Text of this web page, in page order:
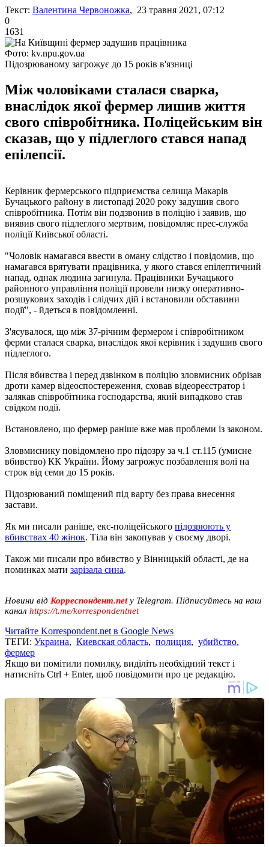
Текст: Валентина Червоножка, 23 травня 2021, 07:12
0
1631
Фото: kv.npu.gov.ua
Підозрюваному загрожує до 15 років в'язниці
Між чоловіками сталася сварка,
внаслідок якої фермер лишив життя
свого співробітника. Поліцейським він
сказав, що у підлеглого стався напад
епілепсії.
Керівник фермерського підприємства селища Макарів
Бучацького району в листопаді 2020 року задушив свого
співробітника. Потім він подзвонив в поліцію і заявив, що
виявив свого підлеглого мертвим, повідомляє прес-служба
поліції Київської області.
"Чоловік намагався ввести в оману слідство і повідомив, що
намагався врятувати працівника, у якого стався епілептичний
напад, однак людина загинула. Працівники Бучацького
районного управління поліції провели низку оперативно-
розшукових заходів і слідчих дій і встановили обставини
події", - йдеться в повідомленні.
З'ясувалося, що між 37-річним фермером і співробітником
ферми сталася сварка, внаслідок якої керівник і задушив свого
підлеглого.
Після вбивства і перед дзвінком в поліцію зловмисник обрізав
дроти камер відеоспостереження, сховав відеореєстратор і
залякав співробітника господарства, який випадково став
свідком події.
Встановлено, що фермер раніше вже мав проблеми із законом.
Зловмиснику повідомлено про підозру за ч.1 ст.115 (умисне
вбивство) КК України. Йому загрожує позбавлення волі на
строк від семи до 15 років.
Підозрюваний поміщений під варту без права внесення
застави.
Як ми писали раніше, екс-поліцейського підозрюють у
вбивствах 40 жінок. Тіла він закопував у своєму дворі.
Також ми писали про вбивство у Вінницькій області, де на
поминках мати зарізала сина.
Новини від Корреспондент.net у Telegram. Підписуйтесь на наш
канал https://t.me/korrespondentnet
Читайте Korrespondent.net в Google News
ТЕГИ: Украина, Киевская область, полиция, убийство,
фермер
Якщо ви помітили помилку, виділіть необхідний текст і
натисніть Ctrl + Enter, щоб повідомити про це редакцію.